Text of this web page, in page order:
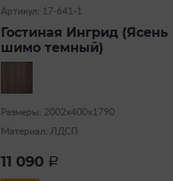
Артикул: 17-641-1
Гостиная Ингрид (Ясень
шимо темный)
Размеры: 2002х400х1790
Материал: ЛДСП
11 090 a